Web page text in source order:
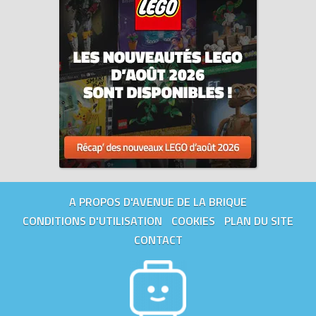
Tous les prix duLEGO Le Seigneur des Anneaux 10237 La tour
d'Orthanc (Tower of Orthanc)sur Avenue de la brique,
comparateur de prix 100% LEGO.
Codes EAN du LEGO Le Seigneur des Anneaux 10237 :
5702014975194, 0673419191951.
A PROPOS D'AVENUE DE LA BRIQUE
CONDITIONS D'UTILISATION
COOKIES
PLAN DU SITE
CONTACT